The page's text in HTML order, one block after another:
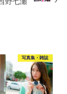
写真集・雑誌